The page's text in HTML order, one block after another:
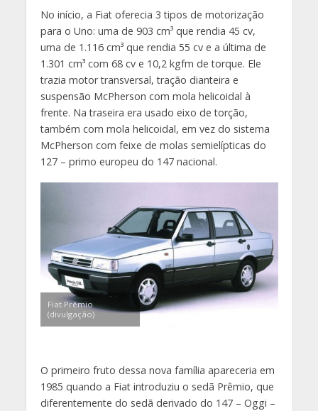
No início, a Fiat oferecia 3 tipos de motorização
para o Uno: uma de 903 cm³ que rendia 45 cv,
uma de 1.116 cm³ que rendia 55 cv e a última de
1.301 cm³ com 68 cv e 10,2 kgfm de torque. Ele
trazia motor transversal, tração dianteira e
suspensão McPherson com mola helicoidal à
frente. Na traseira era usado eixo de torção,
também com mola helicoidal, em vez do sistema
McPherson com feixe de molas semielípticas do
127 – primo europeu do 147 nacional.
Fiat Prêmio
(divulgação)
O primeiro fruto dessa nova família apareceria em
1985 quando a Fiat introduziu o sedã Prêmio, que
diferentemente do sedã derivado do 147 – Oggi –